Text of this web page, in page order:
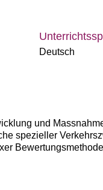
Deutsch
und
spezieller